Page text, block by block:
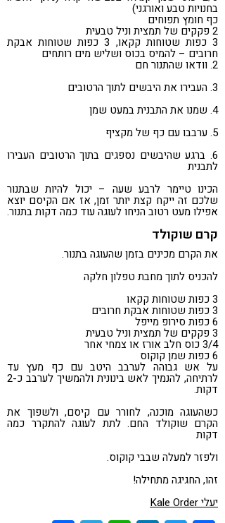
בחנויות טבע ואורגני)
כף חומץ תפוחים
2 פקקים של תמצית וניל טבעית
3 כפות שטוחות קקאו, 3 כפות שטוחות אבקת
חרובים – להמיס בכוס ושליש מים רותחים
2. וודאו שהתנור חם
3. העבירו את היבשים לתוך הרטובים
4. שמנו את התבנית במעט שמן
5. ערבבו עם כף של מקציף
6. ברגע שהיבשים נספגים בתוך הרטובים העבירו
לתבנית
הכינו טיימר לרבע שעה – יכול להיות שבתנור
שלכם זה ייקח קצת יותר זמן, אז אם הקיסם יוצא
אפילו מעט רטוב הניחו לעוגה עוד כמה דקות בתנור.
קרם שוקולד
את הקרם מכינים בזמן שהעוגה בתנור.
להכניס לתוך מחבת טפלון חלקה
3 כפות שטוחות קקאו
3 כפות שטוחות אבקת חרובים
6 כפות סירופ מייפל
3 פקקים של תמצית וניל טבעית
3/4 כוס חלב אורז או צמחי אחר
6 כפות שמן קוקוס
על אש גבוהה לערבב היטב עם כף מעץ עד
לרתיחה, להנמיך לאש בינונית ולהמשיך לערבב כ-2
דקות.
כשהעוגה מוכנה, לחורר עם קיסם, ולשפוך את
הקרם שוקולד החם. לתת לעוגה להתקרר כמה
דקות
ולפזר למעלה שבבי קוקוס.
זהו, החגיגה מתחילה!
יעלי Kale Order